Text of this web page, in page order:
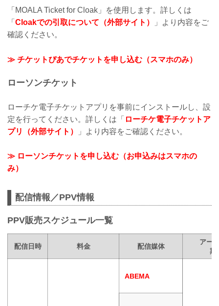
「MOALA Ticket for Cloak」を使用します。詳しくは
「 Cloakでの引取について（外部サイト）
」より内容をご
確認ください。
≫ チケットぴあでチケットを申し込む（スマホのみ）
ローソンチケット
ローチケ電子チケットアプリを事前にインストールし、設
定を行ってください。詳しくは「 ローチケ電子チケットア
プリ（外部サイト）
」より内容をご確認ください。
≫ ローソンチケットを申し込む（お申込みはスマホの
み）
配信情報／PPV情報
PPV販売スケジュール一覧
配信日時 料金 配信媒体
アー
期
ABEMA